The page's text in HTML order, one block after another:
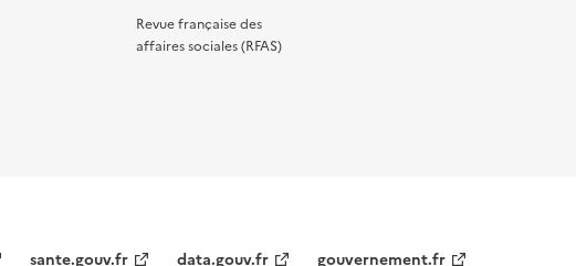
Revue française des
affaires sociales (RFAS)
sante.gouv.fr data.gouv.fr gouvernement.fr